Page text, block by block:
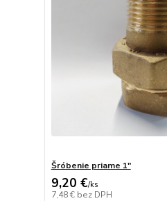
Šróbenie priame 1"
9,20 €/ks
7,48 € bez DPH